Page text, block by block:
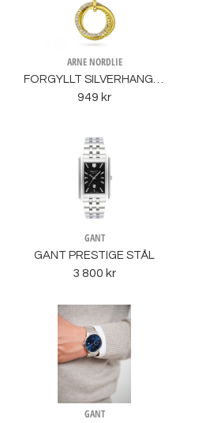
ARNE NORDLIE
FÖRGYLLT SILVERHÄNGE CIRKEL MED CZ
949 kr
GANT
GANT PRESTIGE STÅL
3 800 kr
GANT